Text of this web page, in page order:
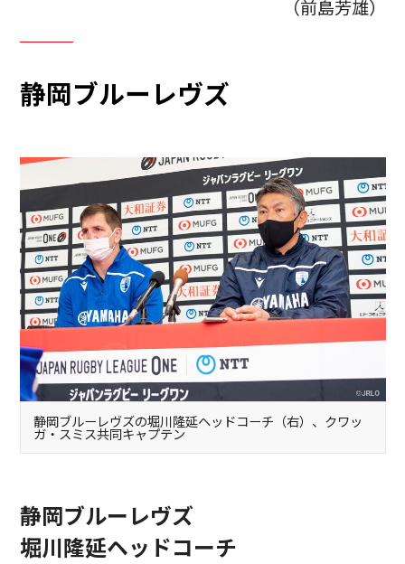
（前島芳雄）
静岡ブルーレヴズ
静岡ブルーレヴズの堀川隆延ヘッドコーチ（右）、クワッ
ガ・スミス共同キャプテン
静岡ブルーレヴズ
堀川隆延ヘッドコーチ